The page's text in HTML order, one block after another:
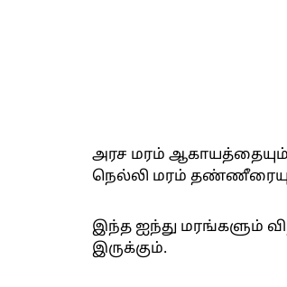
அரச மரம்
நெல்லி மரம்
இந்த ஐந்து மரங்களும்
இருக்கும்.